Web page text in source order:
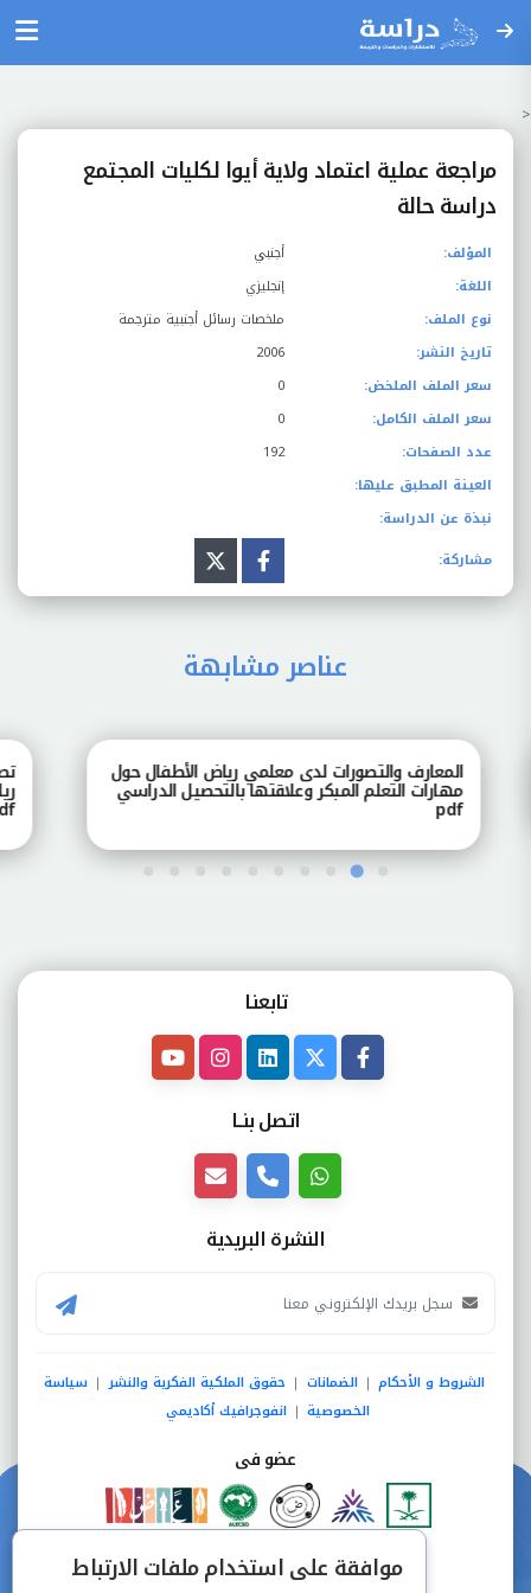
<
مراجعة عملية اعتماد ولاية أيوا لكليات المجتمع
دراسة حالة
المؤلف:
أجنبي
اللغة:
إنجليزي
نوع الملف:
ملخصات رسائل أجنبية مترجمة
تاريخ النشر:
2006
سعر الملف الملخض:
0
سعر الملف الكامل:
0
عدد الصفحات:
192
العينة المطبق عليها:
نبذة عن الدراسة:
مشاركة:
عناصر مشابهة
المعارف والتصورات لدى معلمي رياض الأطفال حول
مهارات التعلم المبكر وعلاقتها بالتحصيل الدراسي
pdf
pdf
تابعنـا
اتصل بنــا
النشرة البريدية
الشروط و الأحكام | الضمانات | حقوق الملكية الفكرية والنشر | سياسة
الخصوصية | انفوجرافيك أكاديمي
عضو فى
دفع آمن من خلال
موافقة على استخدام ملفات الارتباط